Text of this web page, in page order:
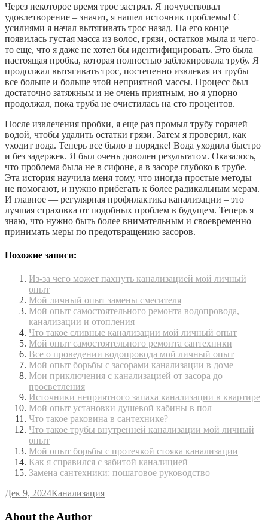
Через некоторое время трос застрял. Я почувствовал
удовлетворение ‒ значит, я нашел источник проблемы! С
усилиями я начал вытягивать трос назад. На его конце
появилась густая масса из волос, грязи, остатков мыла и чего-
то еще, что я даже не хотел бы идентифицировать. Это была
настоящая пробка, которая полностью заблокировала трубу. Я
продолжал вытягивать трос, постепенно извлекая из трубы
все больше и больше этой неприятной массы. Процесс был
достаточно затяжным и не очень приятным, но я упорно
продолжал, пока труба не очистилась на сто процентов.
После извлечения пробки, я еще раз промыл трубу горячей
водой, чтобы удалить остатки грязи. Затем я проверил, как
уходит вода. Теперь все было в порядке! Вода уходила быстро
и без задержек. Я был очень доволен результатом. Оказалось,
что проблема была не в сифоне, а в засоре глубоко в трубе.
Эта история научила меня тому, что иногда простые методы
не помогают, и нужно прибегать к более радикальным мерам.
И главное — регулярная профилактика канализации ‒ это
лучшая страховка от подобных проблем в будущем. Теперь я
знаю, что нужно быть более внимательным и своевременно
принимать меры по предотвращению засоров.
Похожие записи:
Из-за чего может пахнуть канализацией мой личный
опыт
Мой личный опыт замены смесителя
Мой опыт самостоятельного ремонта водопровода,
канализации и отопления
Что такое сливные канализации мой личный опыт
Мой опыт самостоятельного ремонта сантехники
Все о проведении водопровода мой личный опыт
Мой опыт борьбы с засорами канализации в доме
Мои приключения с канализацией от засора до
просветления
Источники неприятного запаха канализации в квартире
Мой опыт установки душевой кабины в пол
Что такое раковина в сантехнике?
Что такое трубы внутренней канализации мой личный
опыт
Мой опыт борьбы с протечкой стояка канализации
Как я справился с забитой каналицией
Замена сантехники: пошаговое руководство
Дек 9, 2024Канализация
About the Author